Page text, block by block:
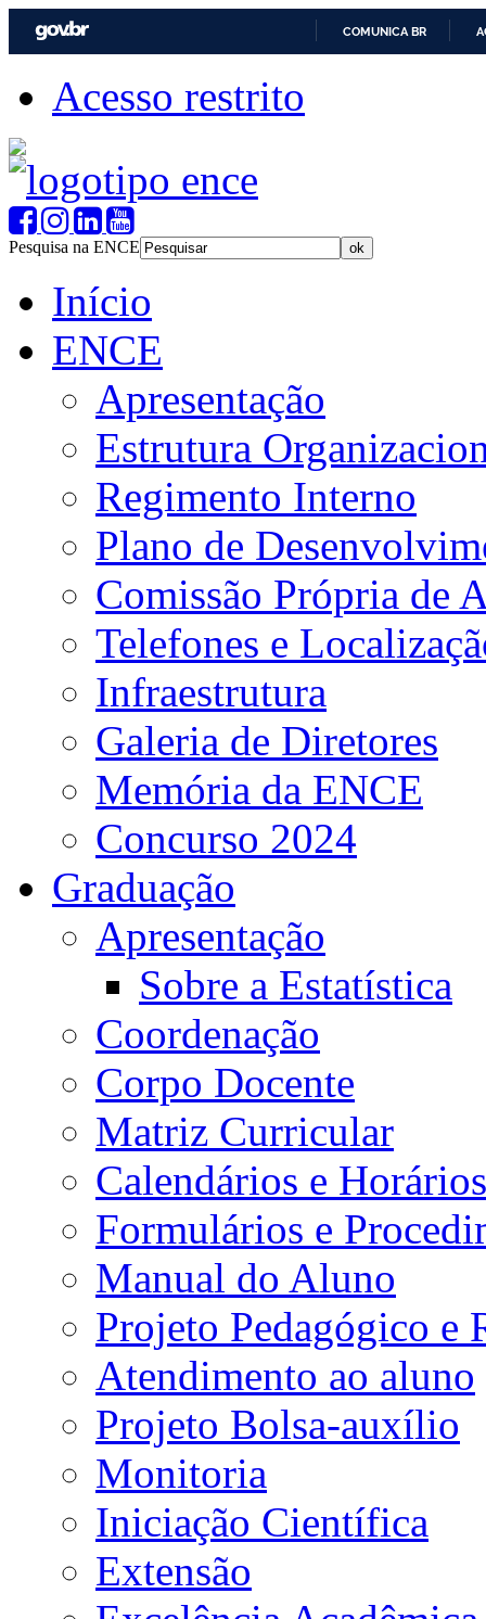
COMUNICA BR
Acesso restrito
Pesquisa na ENCE
Início
ENCE
Apresentação
Estrutura
Regimento Interno
Plano de
Comissão Própria de
Telefones e
Infraestrutura
Galeria de Diretores
Memória da ENCE
Concurso 2024
Graduação
Apresentação
Sobre a Estatística
Coordenação
Corpo Docente
Matriz Curricular
Calendários e Horários
Formulários e
Manual do Aluno
Projeto Pedagógico e
Atendimento ao aluno
Projeto Bolsa-auxílio
Monitoria
Iniciação Científica
Extensão